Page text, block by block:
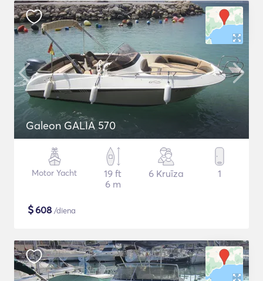
Galeon GALIA 570
Motor Yacht
19 ft
6 m
6 Kruīza 1
$608 /diena